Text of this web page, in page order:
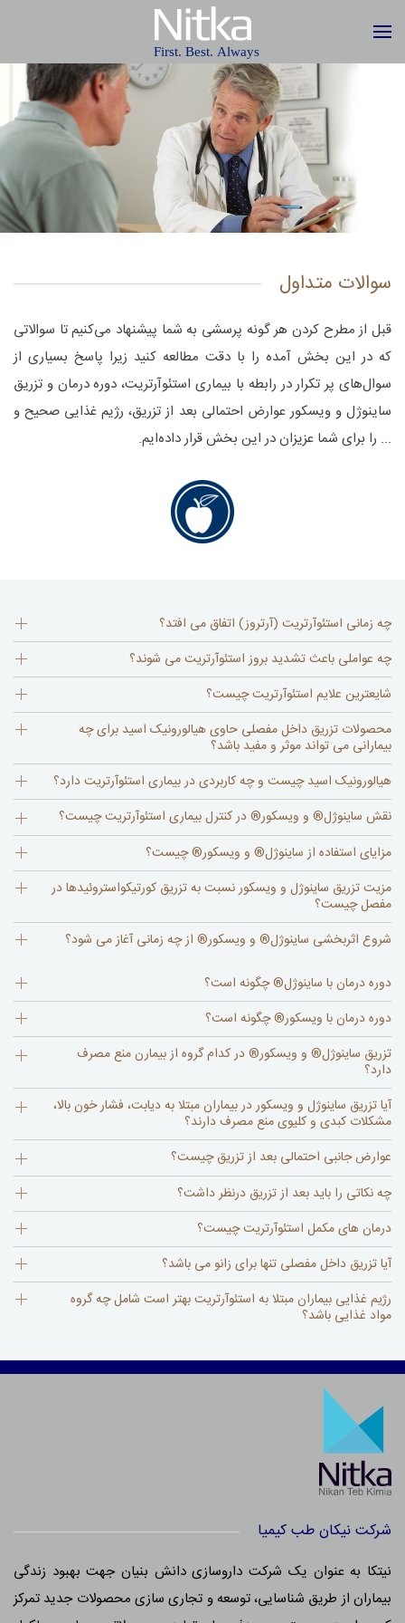
سوالات متداول
قبل از مطرح کردن هر گونه پرسشی به شما پیشنهاد می‌کنیم تا سوالاتی
که در این بخش آمده را با دقت مطالعه کنید زیرا پاسخ بسیاری از
سوال‌های پر تکرار در رابطه با بیماری استئوآرتریت، دوره درمان و تزریق
ساینوژل و ویسکور عوارض احتمالی بعد از تزریق، رژیم غذایی صحیح و
... را برای شما عزیزان در این بخش قرار داده‌ایم.
چه زمانی استئوآرتریت (آرتروز) اتفاق می افتد؟
چه عواملی باعث تشدید بروز استئوآرتریت می شوند؟
شایعترین علایم استئوآرتریت چیست؟
محصولات تزریق داخل مفصلی حاوی هیالورونیک اسید برای چه
بیمارانی می تواند موثر و مفید باشد؟
هیالورونیک اسید چیست و چه کاربردی در بیماری استئوآرتریت دارد؟
نقش ساینوژل® و ویسکور® در کنترل بیماری استئوآرتریت چیست؟
مزایای استفاده از ساینوژل® و ویسکور® چیست؟
مزیت تزریق ساینوژل و ویسکور نسبت به تزریق کورتیکواستروئیدها در
مفصل چیست؟
شروع اثربخشی ساینوژل® و ویسکور® از چه زمانی آغاز می شود؟
دوره درمان با ساینوژل® چگونه است؟
دوره درمان با ویسکور® چگونه است؟
تزریق ساینوژل® و ویسکور® در کدام گروه از بیمارن منع مصرف
دارد؟
آیا تزریق ساینوژل و ویسکور در بیماران مبتلا به دیابت، فشار خون بالا،
مشکلات کبدی و کلیوی منع مصرف دارند؟
عوارض جانبی احتمالی بعد از تزریق چیست؟
چه نکاتی را باید بعد از تزریق درنظر داشت؟
درمان های مکمل استئوآرتریت چیست؟
آیا تزریق داخل مفصلی تنها برای زانو می باشد؟
رژیم غذایی بیماران مبتلا به استئوآرتریت بهتر است شامل چه گروه
مواد غذایی باشد؟
شرکت نیکان طب کیمیا
نیتکا به عنوان یک شرکت داروسازی دانش بنیان جهت بهبود زندگی
بیماران از طریق شناسایی، توسعه و تجاری سازی محصولات جدید تمرکز